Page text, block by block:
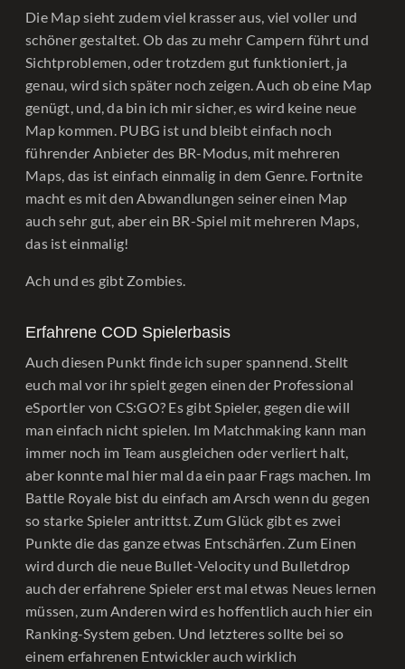
Die Map sieht zudem viel krasser aus, viel voller und
schöner gestaltet. Ob das zu mehr Campern führt und
Sichtproblemen, oder trotzdem gut funktioniert, ja
genau, wird sich später noch zeigen. Auch ob eine Map
genügt, und, da bin ich mir sicher, es wird keine neue
Map kommen. PUBG ist und bleibt einfach noch
führender Anbieter des BR-Modus, mit mehreren
Maps, das ist einfach einmalig in dem Genre. Fortnite
macht es mit den Abwandlungen seiner einen Map
auch sehr gut, aber ein BR-Spiel mit mehreren Maps,
das ist einmalig!
Ach und es gibt Zombies.
Erfahrene COD Spielerbasis
Auch diesen Punkt finde ich super spannend. Stellt
euch mal vor ihr spielt gegen einen der Professional
eSportler von CS:GO? Es gibt Spieler, gegen die will
man einfach nicht spielen. Im Matchmaking kann man
immer noch im Team ausgleichen oder verliert halt,
aber konnte mal hier mal da ein paar Frags machen. Im
Battle Royale bist du einfach am Arsch wenn du gegen
so starke Spieler antrittst. Zum Glück gibt es zwei
Punkte die das ganze etwas Entschärfen. Zum Einen
wird durch die neue Bullet-Velocity und Bulletdrop
auch der erfahrene Spieler erst mal etwas Neues lernen
müssen, zum Anderen wird es hoffentlich auch hier ein
Ranking-System geben. Und letzteres sollte bei so
einem erfahrenen Entwickler auch wirklich